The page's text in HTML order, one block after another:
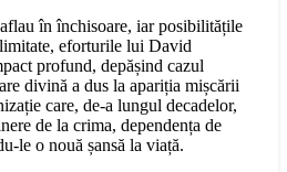
în închisoare, iar posibilitățile
eforturile lui David
profund, depășind cazul
divină a dus la apariția mișcării
care, de-a lungul decadelor,
de la crima, dependența de
le o nouă șansă la viață.